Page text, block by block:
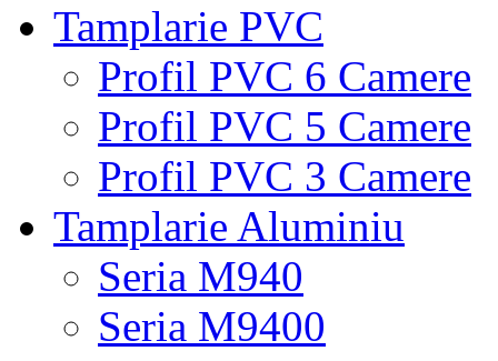
Tamplarie PVC
Profil PVC 6 Camere
Profil PVC 5 Camere
Profil PVC 3 Camere
Tamplarie Aluminiu
Seria M940
Seria M9400